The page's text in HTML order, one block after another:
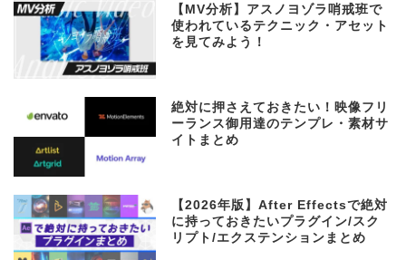
【MV分析】アスノヨゾラ哨戒班で
使われているテクニック・アセット
を見てみよう！
絶対に押さえておきたい！映像フリ
ーランス御用達のテンプレ・素材サ
イトまとめ
【2026年版】After Effectsで絶対
に持っておきたいプラグイン/スク
リプト/エクステンションまとめ